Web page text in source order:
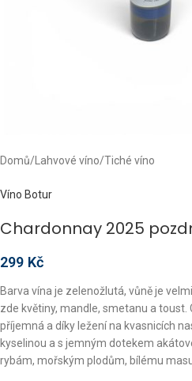
Domů/Lahvové víno/Tiché víno
Víno Botur
Chardonnay 2025
299 Kč
Barva vína je zelenožlutá, vůně je
zde květiny, mandle, smetanu a toust.
příjemná a díky ležení na kvasnicích
kyselinou a s jemným dotekem
rybám, mořským plodům, bílému